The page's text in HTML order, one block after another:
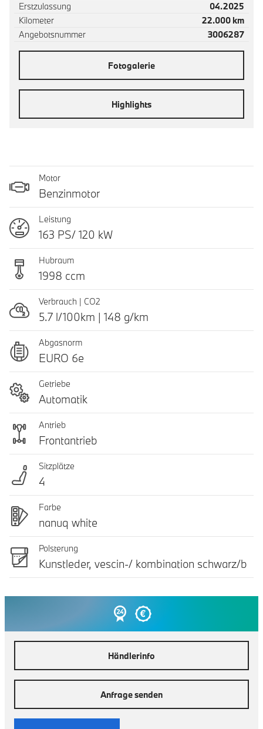
Erstzulassung
04.2025
Kilometer
22.000 km
Angebotsnummer
3006287
Fotogalerie
Highlights
Motor
Benzinmotor
Leistung
163 PS/ 120 kW
Hubraum
1998 ccm
Verbrauch | CO2
5.7 l/100km | 148 g/km
Abgasnorm
EURO 6e
Getriebe
Automatik
Antrieb
Frontantrieb
Sitzplätze
4
Farbe
nanuq white
Polsterung
Kunstleder, vescin-/ kombination schwarz/b
Händlerinfo
Anfrage senden